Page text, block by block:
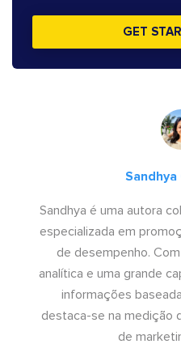
GET
Sandhya
Sandhya é uma autora
especializada em
de desempenho.
analítica e uma grande
informações
destaca-se na medição
de